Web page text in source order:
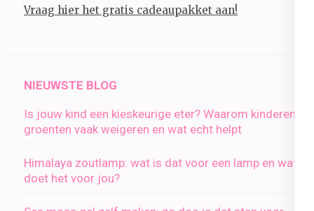
Vraag hier het gratis cadeaupakket aan!
NIEUWSTE BLOG
Is jouw kind een kieskeurige eter? Waarom kinderen
groenten vaak weigeren en wat echt helpt
Himalaya zoutlamp: wat is dat voor een lamp en wat
doet het voor jou?